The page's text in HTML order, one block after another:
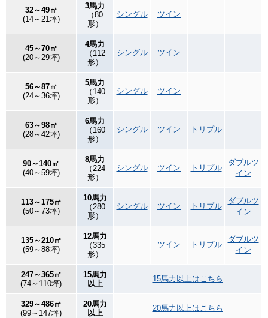
32～49㎡
(14～21坪)
3馬力
（80
形）
シングル ツイン
45～70㎡
(20～29坪)
4馬力
（112
形）
シングル ツイン
56～87㎡
(24～36坪)
5馬力
（140
形）
シングル ツイン
63～98㎡
(28～42坪)
6馬力
（160
形）
シングル ツイン トリプル
90～140㎡
(40～59坪)
8馬力
（224
形）
シングル ツイン トリプル
ダブルツ
イン
113～175㎡
(50～73坪)
10馬力
（280
形）
シングル ツイン トリプル
ダブルツ
イン
135～210㎡
(59～88坪)
12馬力
（335
形）
ツイン トリプル
ダブルツ
イン
247～365㎡
(74～110坪)
15馬力
以上
15馬力以上はこちら
329～486㎡
(99～147坪)
20馬力
以上
20馬力以上はこちら